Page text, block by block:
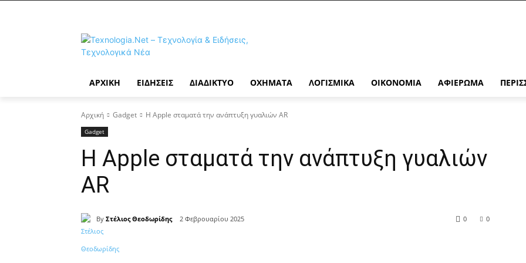
ΑΡΧΙΚΉ ΕΙΔΉΣΕΙΣ ΔΙΑΔΊΚΤΥΟ ΟΧΉΜΑΤΑ ΛΟΓΙΣΜΙΚΆ ΟΙΚΟΝΟΜΊΑ ΑΦΙΈΡΩΜΑ
Αρχική Gadget Η Apple σταματά την ανάπτυξη γυαλιών AR
Gadget
Η Apple σταματά την ανάπτυξη γυαλιών
AR
By Στέλιος Θεοδωρίδης 2 Φεβρουαρίου 2025 0
0
Κοινοποίηση